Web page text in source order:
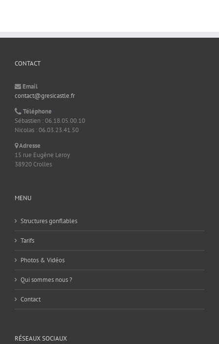
CONTACT
Email
contact@gresicastle.fr
Téléphone
Sébastien : 06.18.05.00.10
Nicolas : 06.03.23.41.50
Adresse
15 rue Eugène Leroy
38920 Crolles
MENU
Structures gonflables
Tarifs
Photos & Vidéos
Qui sommes nous ?
Contact
RÉSEAUX SOCIAUX